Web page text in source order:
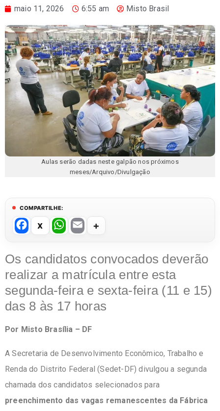
maio 11, 2026 6:55 am Misto Brasil
Aulas serão dadas neste galpão nos próximos
meses/Arquivo/Divulgação
COMPARTILHE:
F
a
c
e
b
o
k
W
h
at
s
A
p
E
ail
Os candidatos convocados deverão
realizar a matrícula entre esta
segunda-feira e sexta-feira (11 e 15)
das 8 às 17 horas
Por Misto Brasília – DF
A Secretaria de Desenvolvimento Econômico, Trabalho e
Renda do Distrito Federal (Sedet-DF) divulgou a segunda
chamada dos candidatos selecionados para
preenchimento das vagas remanescentes da Fábrica